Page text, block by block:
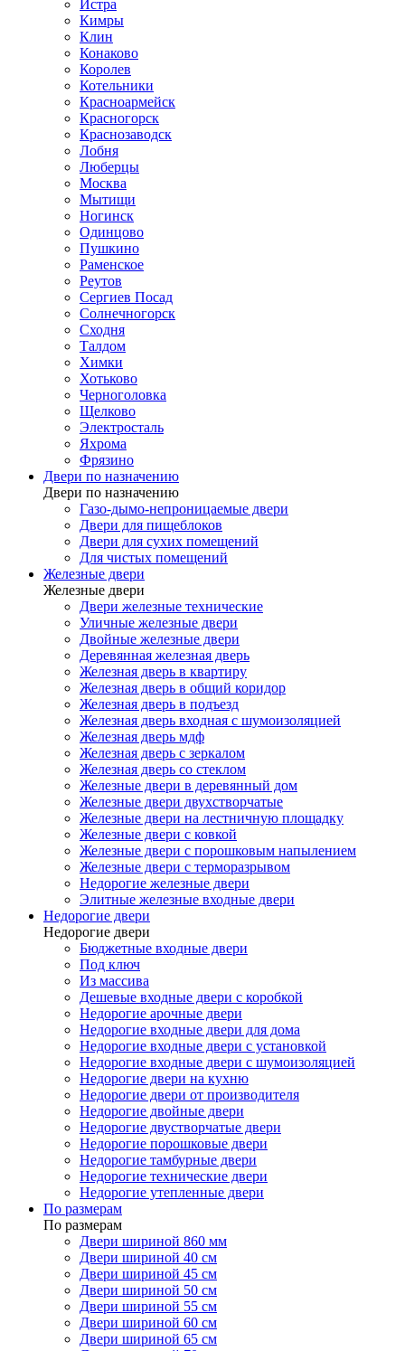
Истра
Кимры
Клин
Конаково
Королев
Котельники
Красноармейск
Красногорск
Краснозаводск
Лобня
Люберцы
Москва
Мытищи
Ногинск
Одинцово
Пушкино
Раменское
Реутов
Сергиев Посад
Солнечногорск
Сходня
Талдом
Химки
Хотьково
Черноголовка
Щелково
Электросталь
Яхрома
Фрязино
Двери по назначению
Двери по назначению
Газо-дымо-непроницаемые двери
Двери для пищеблоков
Двери для сухих помещений
Для чистых помещений
Железные двери
Железные двери
Двери железные технические
Уличные железные двери
Двойные железные двери
Деревянная железная дверь
Железная дверь в квартиру
Железная дверь в общий коридор
Железная дверь в подъезд
Железная дверь входная с шумоизоляцией
Железная дверь мдф
Железная дверь с зеркалом
Железная дверь со стеклом
Железные двери в деревянный дом
Железные двери двухстворчатые
Железные двери на лестничную площадку
Железные двери с ковкой
Железные двери с порошковым напылением
Железные двери с терморазрывом
Недорогие железные двери
Элитные железные входные двери
Недорогие двери
Недорогие двери
Бюджетные входные двери
Под ключ
Из массива
Дешевые входные двери с коробкой
Недорогие арочные двери
Недорогие входные двери для дома
Недорогие входные двери с установкой
Недорогие входные двери с шумоизоляцией
Недорогие двери на кухню
Недорогие двери от производителя
Недорогие двойные двери
Недорогие двустворчатые двери
Недорогие порошковые двери
Недорогие тамбурные двери
Недорогие технические двери
Недорогие утепленные двери
По размерам
По размерам
Двери шириной 860 мм
Двери шириной 40 см
Двери шириной 45 см
Двери шириной 50 см
Двери шириной 55 см
Двери шириной 60 см
Двери шириной 65 см